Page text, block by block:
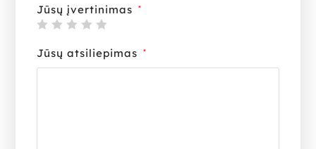
Jūsų įvertinimas *
Jūsų atsiliepimas *